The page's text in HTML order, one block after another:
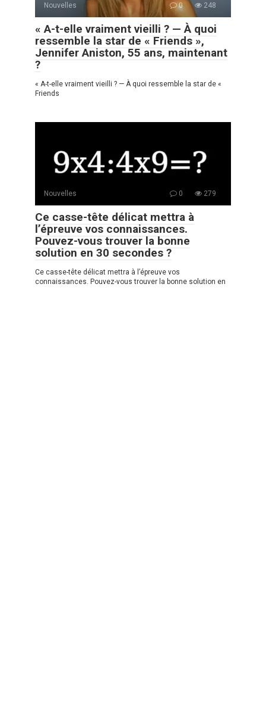
Nouvelles 0 248
« A-t-elle vraiment vieilli ? — À quoi
ressemble la star de « Friends »,
Jennifer Aniston, 55 ans, maintenant
?
« A-t-elle vraiment vieilli ? — À quoi ressemble la star de «
Friends
Nouvelles 0 279
Ce casse-tête délicat mettra à
l’épreuve vos connaissances.
Pouvez-vous trouver la bonne
solution en 30 secondes ?
Ce casse-tête délicat mettra à l’épreuve vos
connaissances. Pouvez-vous trouver la bonne solution en